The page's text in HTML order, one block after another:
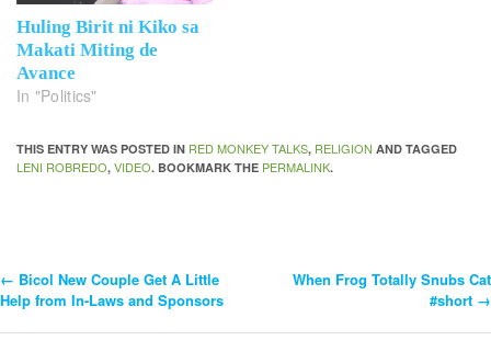
Huling Birit ni Kiko sa
Makati Miting de
Avance
In "Politics"
THIS ENTRY WAS POSTED IN RED MONKEY TALKS, RELIGION AND TAGGED
LENI ROBREDO, VIDEO. BOOKMARK THE PERMALINK.
Post
← Bicol New Couple Get A Little
Help from In-Laws and Sponsors
When Frog Totally Snubs Cat
#short →